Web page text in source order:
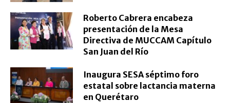
Roberto Cabrera encabeza
presentación de la Mesa
Directiva de MUCCAM Capítulo
San Juan del Río
Inaugura SESA séptimo foro
estatal sobre lactancia materna
en Querétaro